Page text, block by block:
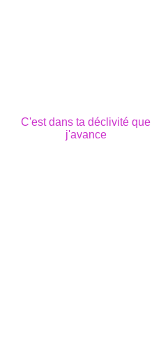
C'est dans ta déclivité que
j'avance